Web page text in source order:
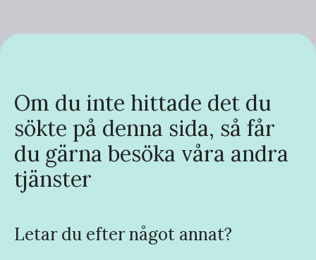
Om du inte hittade det du
sökte på denna sida, så får
du gärna besöka våra andra
tjänster
Letar du efter något annat?